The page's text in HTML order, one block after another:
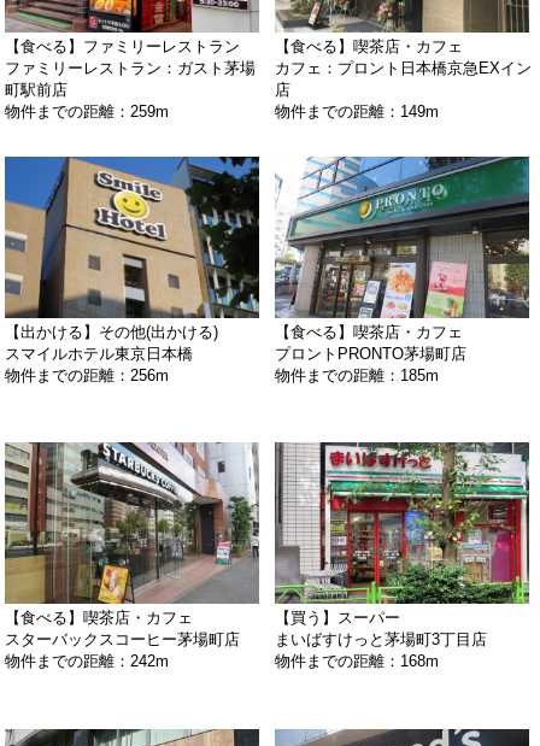
【食べる】ファミリーレストラン
ファミリーレストラン：ガスト茅場
町駅前店
物件までの距離：259m
【食べる】喫茶店・カフェ
カフェ：プロント日本橋京急EXイン
店
物件までの距離：149m
【出かける】その他(出かける)
スマイルホテル東京日本橋
物件までの距離：256m
【食べる】喫茶店・カフェ
プロントPRONTO茅場町店
物件までの距離：185m
【食べる】喫茶店・カフェ
スターバックスコーヒー茅場町店
物件までの距離：242m
【買う】スーパー
まいばすけっと茅場町3丁目店
物件までの距離：168m